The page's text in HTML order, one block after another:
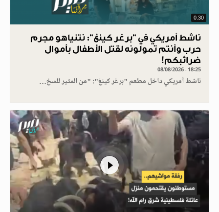
0.30
ناشط أمريكي في "برغر كينغ": نتنياهو مجرم
حرب وأنتم تمولونه لقتل الأطفال بأموال
ضرائبكم!
08/08/2026 - 18:25
ناشط أمريكي داخل مطعم "برغر كينغ": "من المثير للسخ…